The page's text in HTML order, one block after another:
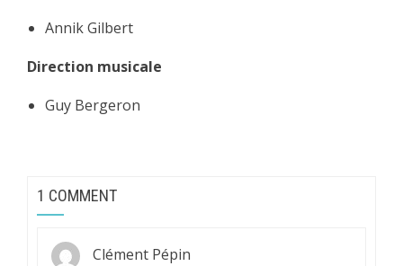
Annik Gilbert
Direction musicale
Guy Bergeron
1 COMMENT
Clément Pépin